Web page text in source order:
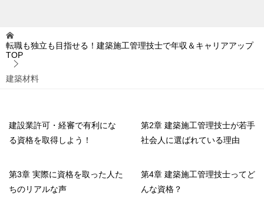
転職も独立も目指せる！建築施工管理技士で年収＆キャリアアップ
TOP
建築材料
建設業許可・経審で有利にな
る資格を取得しよう！
第2章 建築施工管理技士が若手
社会人に選ばれている理由
第3章 実際に資格を取った人た
ちのリアルな声
第4章 建築施工管理技士ってど
んな資格？